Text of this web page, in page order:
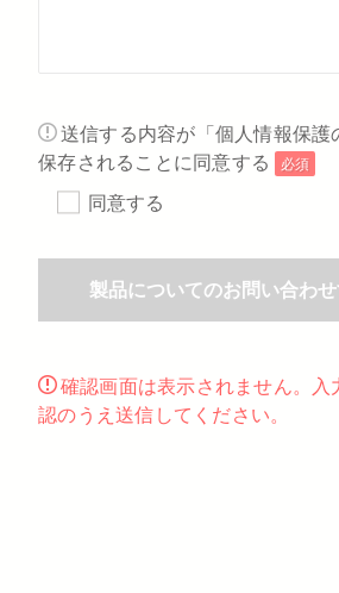
送信する内容が「個人情報保護
保存されることに同意する
必須
同意する
確認画面は表示されません。入
認のうえ送信してください。